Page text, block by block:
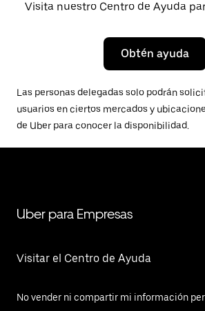
Visita nuestro Centro de Ayuda
Obtén ayuda
Las personas delegadas solo podrán
usuarios en ciertos mercados y
de Uber para conocer la disponibilidad.
Uber para Empresas
Visitar el Centro de Ayuda
No vender ni compartir mi información